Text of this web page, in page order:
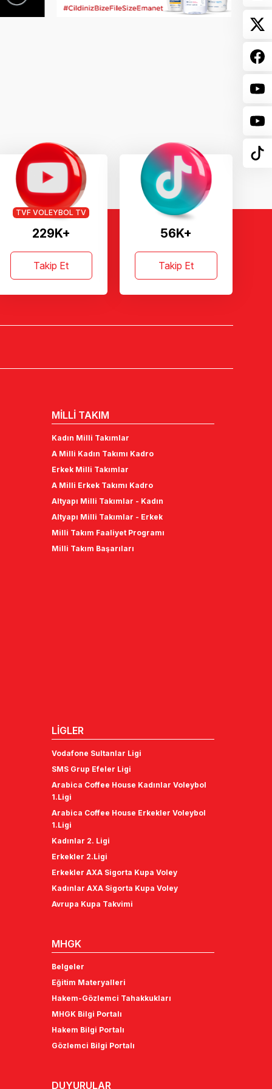
229K+
TVF VOLEYBOL TV
Takip Et
56K+
Takip Et
MİLLİ TAKIM
Kadın Milli Takımlar
A Milli Kadın Takımı Kadro
Erkek Milli Takımlar
A Milli Erkek Takımı Kadro
Altyapı Milli Takımlar - Kadın
Altyapı Milli Takımlar - Erkek
Milli Takım Faaliyet Programı
Milli Takım Başarıları
LİGLER
Vodafone Sultanlar Ligi
SMS Grup Efeler Ligi
Arabica Coffee House Kadınlar Voleybol
1.Ligi
Arabica Coffee House Erkekler Voleybol
1.Ligi
Kadınlar 2. Ligi
Erkekler 2.Ligi
Erkekler AXA Sigorta Kupa Voley
Kadınlar AXA Sigorta Kupa Voley
Avrupa Kupa Takvimi
MHGK
Belgeler
Eğitim Materyalleri
Hakem-Gözlemci Tahakkukları
MHGK Bilgi Portalı
Hakem Bilgi Portalı
Gözlemci Bilgi Portalı
DUYURULAR